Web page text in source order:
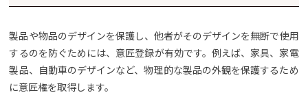
製品や物品のデザインを保護し、他者がそのデザインを無断で使用
するのを防ぐためには、意匠登録が有効です。例えば、家具、家電
製品、自動車のデザインなど、物理的な製品の外観を保護するため
に意匠権を取得します。